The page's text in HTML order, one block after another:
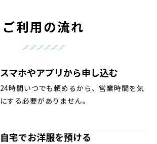
ご利用の流れ
スマホやアプリから申し込む
24時間いつでも頼めるから、営業時間を気
にする必要がありません。
自宅でお洋服を預ける